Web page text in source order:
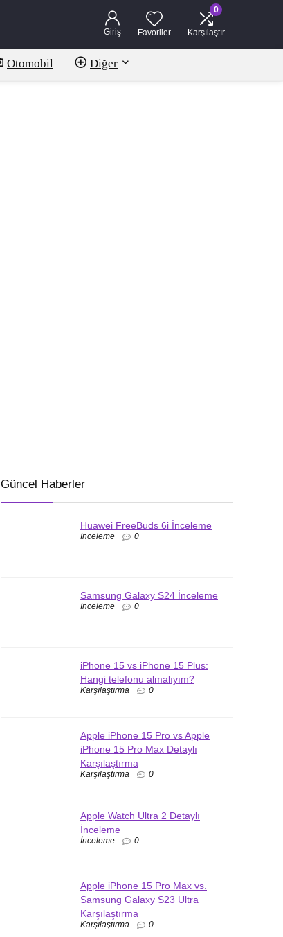
Giriş Favoriler
0
Karşılaştır
Otomobil Diğer
Güncel Haberler
Huawei FreeBuds 6i İnceleme
İnceleme 0
Samsung Galaxy S24 İnceleme
İnceleme 0
iPhone 15 vs iPhone 15 Plus:
Hangi telefonu almalıyım?
Karşılaştırma 0
Apple iPhone 15 Pro vs Apple
iPhone 15 Pro Max Detaylı
Karşılaştırma
Karşılaştırma 0
Apple Watch Ultra 2 Detaylı
İnceleme
İnceleme 0
Apple iPhone 15 Pro Max vs.
Samsung Galaxy S23 Ultra
Karşılaştırma
Karşılaştırma 0